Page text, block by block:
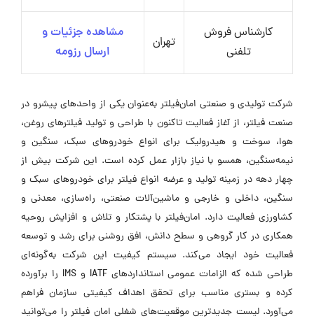
کارشناس فروش
تلفنی
تهران
مشاهده جزئیات و
ارسال رزومه
شرکت تولیدی و صنعتی امان‌فیلتر به‌عنوان یکی از واحدهای پیشرو در
صنعت فیلتر، از آغاز فعالیت تاکنون با طراحی و تولید فیلترهای روغن،
هوا، سوخت و هیدرولیک برای انواع خودروهای سبک، سنگین و
نیمه‌سنگین، همسو با نیاز بازار عمل کرده است. این شرکت بیش از
چهار دهه در زمینه تولید و عرضه انواع فیلتر برای خودروهای سبک و
سنگین، داخلی و خارجی و ماشین‌آلات صنعتی، راه‌سازی، معدنی و
کشاورزی فعالیت دارد. امان‌فیلتر با پشتکار و تلاش و افزایش روحیه
همکاری در کار گروهی و سطح دانش، افق روشنی برای رشد و توسعه
فعالیت خود ایجاد می‌کند. سیستم کیفیت این شرکت به‌گونه‌ای
طراحی شده که الزامات عمومی استانداردهای IATF و IMS را برآورده
کرده و بستری مناسب برای تحقق اهداف کیفیتی سازمان فراهم
می‌آورد. لیست جدیدترین موقعیت‌های شغلی امان فیلتر را می‌توانید